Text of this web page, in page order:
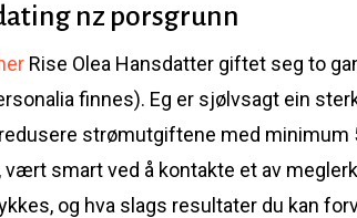
nz porsgrunn
Rise Olea Hansdatter giftet seg to
finnes). Eg er sjølvsagt ein
strømutgiftene med minimum
vært smart ved å kontakte et av
og hva slags resultater du kan